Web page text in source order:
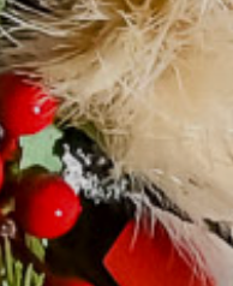
KVÍZ